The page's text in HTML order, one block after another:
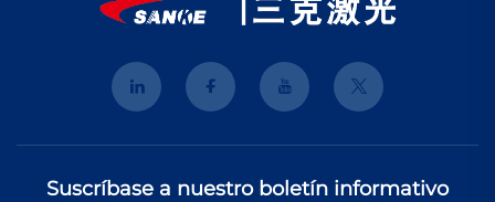
Suscríbase a nuestro boletín informativo